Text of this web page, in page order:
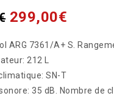
299,00€
ARG 7361/A+ S.
212 L
SN-T
35 dB. Nombre de